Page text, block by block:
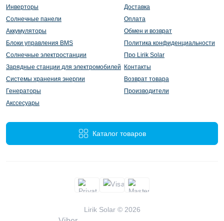
Инверторы
Солнечные панели
Аккумуляторы
Блоки управления BMS
Солнечные электростанции
Зарядные станции для электромобилей
Системы хранения энергии
Генераторы
Акссесуары
Доставка
Оплата
Обмен и возврат
Политика конфиденциальности
Про Lirik Solar
Контакты
Возврат товара
Производители
Каталог товаров
Lirik Solar © 2026